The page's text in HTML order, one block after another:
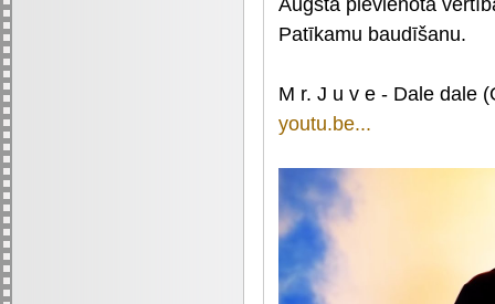
Patīkamu baudīšanu.
M r. J u v e - Dale dale
youtu.be...